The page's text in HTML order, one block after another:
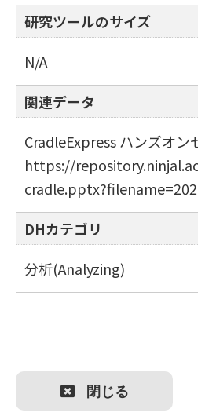
研究ツールのサイズ
N/A
関連データ
CradleExpress ハンズオ
https://
DHカテゴリ
分析(Analyzing)
閉じる